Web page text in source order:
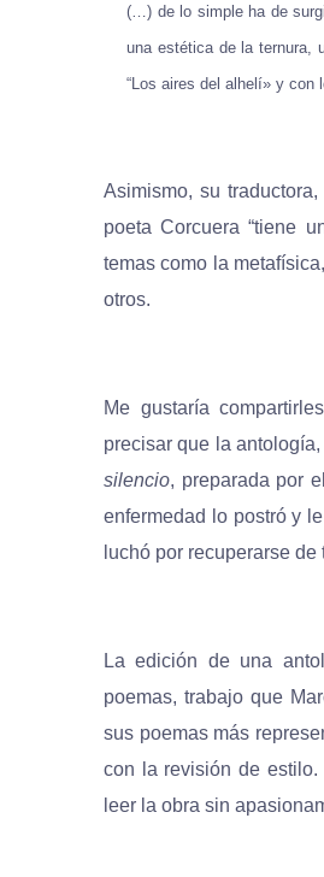
(…) de lo simple ha de
una estética de la ternura,
“Los aires del alhelí» y con
Asimismo, su
poeta Corcuera “tiene
temas como la
otros.
Me gustaría
precisar que la
silencio, preparada por
enfermedad lo postró y
luchó por recuperarse
La edición de una
poemas, trabajo que
sus poemas más
con la revisión de
leer la obra sin